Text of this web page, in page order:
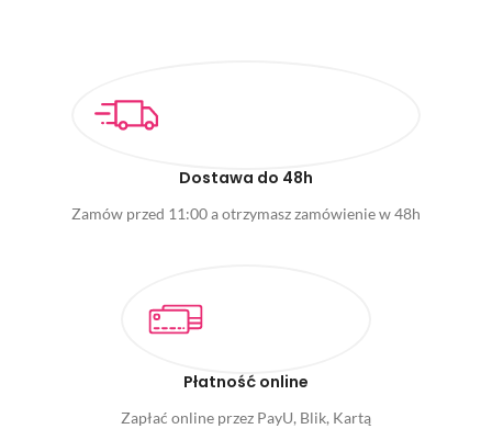
Dostawa do 48h
Zamów przed 11:00 a otrzymasz zamówienie w 48h
Płatność online
Zapłać online przez PayU, Blik, Kartą